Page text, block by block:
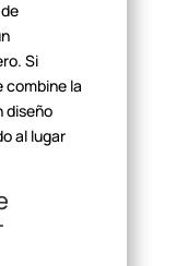
Si
la
diseño
al lugar